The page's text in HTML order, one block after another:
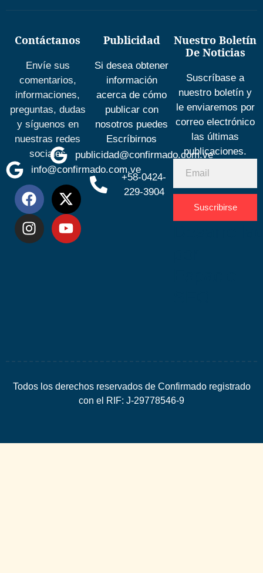
Contáctanos
Envíe sus
comentarios,
informaciones,
preguntas, dudas
y síguenos en
nuestras redes
sociales
info@confirmado.com.ve
Publicidad
Si desea obtener
información
acerca de cómo
publicar con
nosotros puedes
Escríbirnos
publicidad@confirmado.com.ve
+58-0424-
229-3904
Nuestro Boletín
De Noticias
Suscríbase a
nuestro boletín y
le enviaremos por
correo electrónico
las últimas
publicaciones.
Suscribirse
Todos los derechos reservados de Confirmado registrado
con el RIF: J-29778546-9